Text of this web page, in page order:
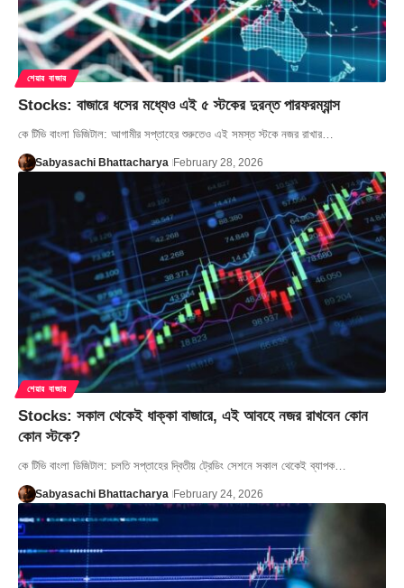
শেয়ার বাজার
Stocks: বাজারে ধসের মধ্যেও এই ৫ স্টকের দুরন্ত পারফরম্যান্স
কে টিভি বাংলা ডিজিটাল: আগামীর সপ্তাহের শুরুতেও এই সমস্ত স্টকে নজর রাখার…
Sabyasachi Bhattacharya February 28, 2026
শেয়ার বাজার
Stocks: সকাল থেকেই ধাক্কা বাজারে, এই আবহে নজর রাখবেন কোন
কোন স্টকে?
কে টিভি বাংলা ডিজিটাল: চলতি সপ্তাহের দ্বিতীয় ট্রেডিং সেশনে সকাল থেকেই ব্যাপক…
Sabyasachi Bhattacharya February 24, 2026